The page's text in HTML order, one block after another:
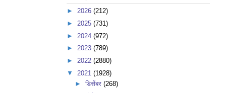
► 2026 (212)
► 2025 (731)
► 2024 (972)
► 2023 (789)
► 2022 (2880)
▼ 2021 (1928)
► डिसेंबर (268)